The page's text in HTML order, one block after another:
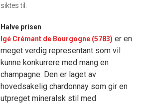
siktes til.
Halve prisen
Igé Crémant de Bourgogne (5783) er en
meget verdig representant som vil
kunne konkurrere med mang en
champagne. Den er laget av
hovedsakelig chardonnay som gir en
utpreget mineralsk stil med